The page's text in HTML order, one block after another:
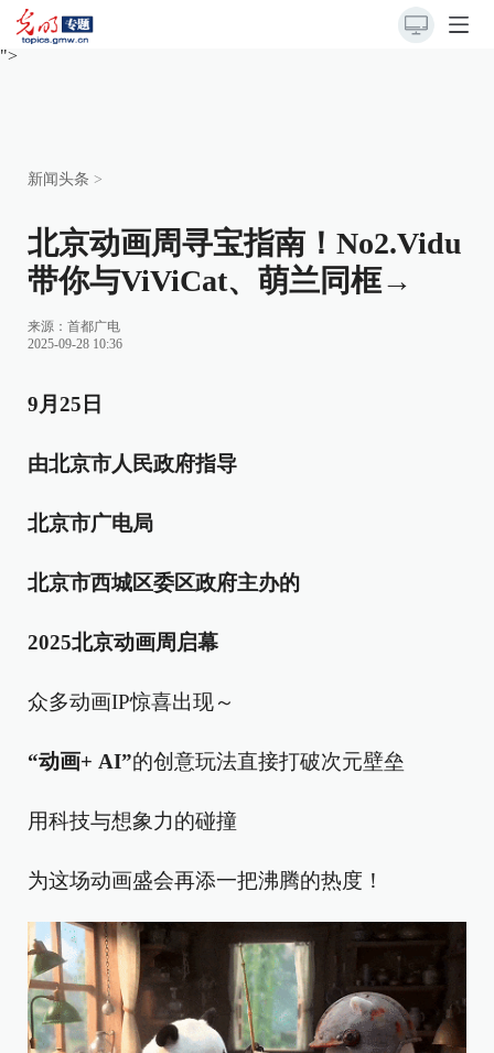
“动画+ AI”
撞，为这场动画盛会再添一把沸腾的热度！
">
新闻头条 >
北京动画周寻宝指南！No2.Vidu
带你与ViViCat、萌兰同框→
来源： 首都广电
2025-09-28 10:36
9月25日
由北京市人民政府指导
北京市广电局
北京市西城区委区政府主办的
2025北京动画周启幕
众多动画IP惊喜出现～
“动画+ AI”的创意玩法直接打破次元壁垒
用科技与想象力的碰撞
为这场动画盛会再添一把沸腾的热度！